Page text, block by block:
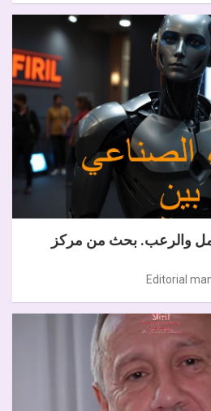
والرعب. بحث من مركز
Editorial